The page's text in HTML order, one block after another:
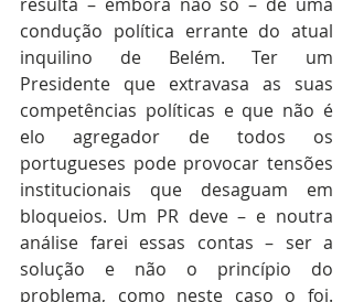
condução política errante do atual
inquilino de Belém. Ter um
Presidente que extravasa as suas
competências políticas e que não é
elo agregador de todos os
portugueses pode provocar tensões
institucionais que desaguam em
bloqueios. Um PR deve – e noutra
análise farei essas contas – ser a
solução e não o princípio do
problema, como neste caso o foi.